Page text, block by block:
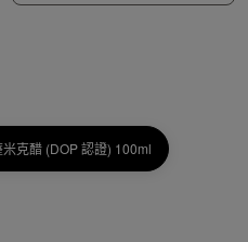
克醋 (DOP 認證) 100ml